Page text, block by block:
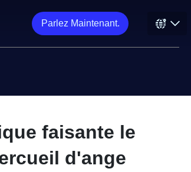
Parlez Maintenant.
faisante le
d'ange